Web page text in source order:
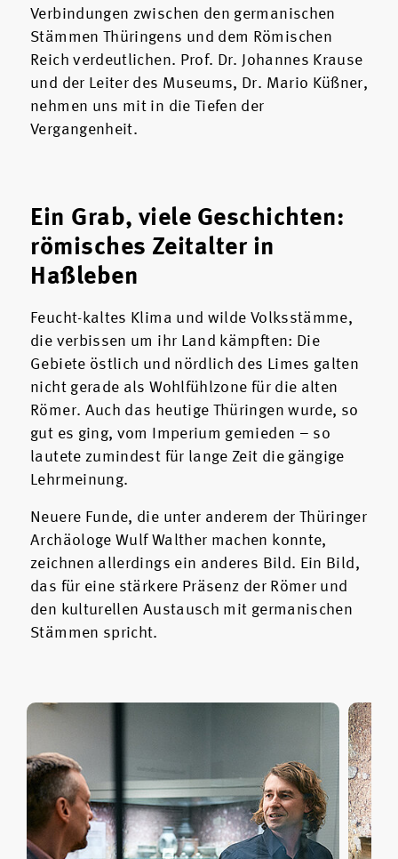
Verbindungen zwischen den germanischen
Stämmen Thüringens und dem Römischen
Reich verdeutlichen. Prof. Dr. Johannes Krause
und der Leiter des Museums, Dr. Mario Küßner,
nehmen uns mit in die Tiefen der
Vergangenheit.
Ein Grab, viele Geschichten:
römisches Zeitalter in
Haßleben
Feucht-kaltes Klima und wilde Volksstämme,
die verbissen um ihr Land kämpften: Die
Gebiete östlich und nördlich des Limes galten
nicht gerade als Wohlfühlzone für die alten
Römer. Auch das heutige Thüringen wurde, so
gut es ging, vom Imperium gemieden – so
lautete zumindest für lange Zeit die gängige
Lehrmeinung.
Neuere Funde, die unter anderem der Thüringer
Archäologe Wulf Walther machen konnte,
zeichnen allerdings ein anderes Bild. Ein Bild,
das für eine stärkere Präsenz der Römer und
den kulturellen Austausch mit germanischen
Stämmen spricht.